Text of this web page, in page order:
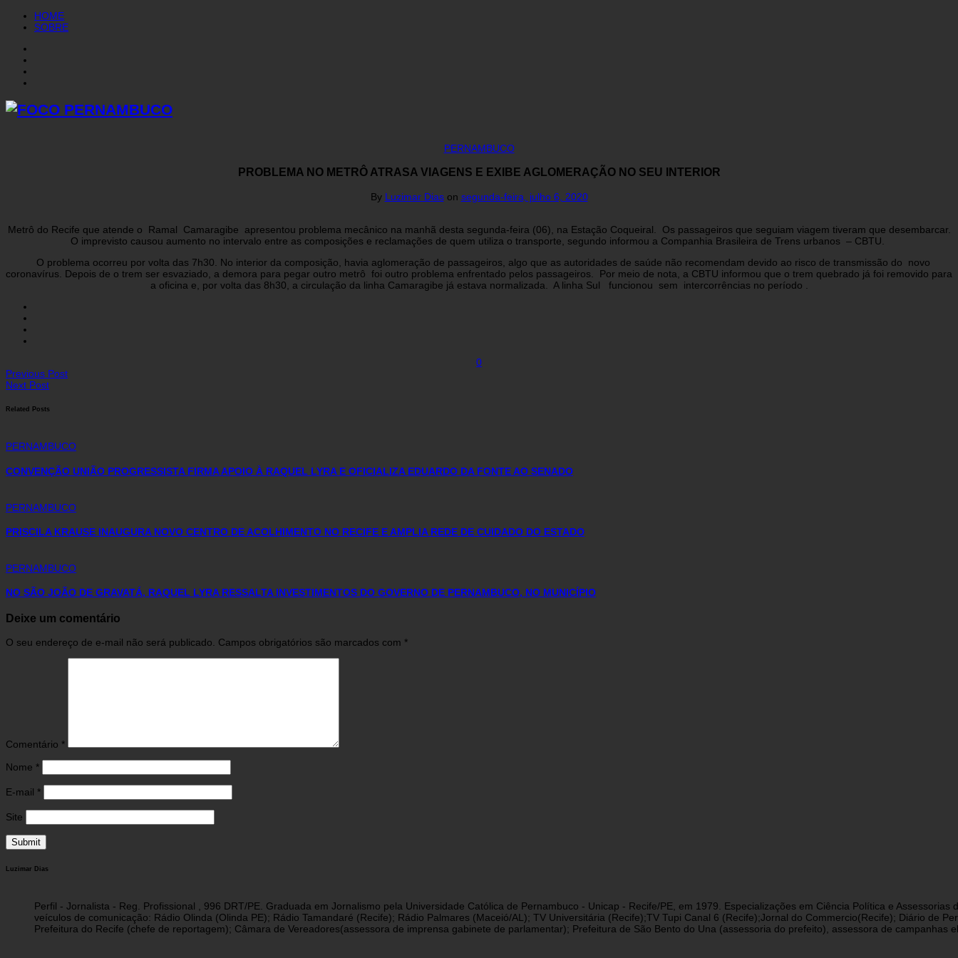
HOME
SOBRE
PERNAMBUCO
PROBLEMA NO METRÔ ATRASA VIAGENS E EXIBE AGLOMERAÇÃO NO SEU INTERIOR
By Luzimar Dias on segunda-feira, julho 6, 2020
Metrô do Recife que atende o Ramal Camaragibe apresentou problema mecânico na manhã desta segunda-feira (06), na Estação Coqueiral. Os passageiros que seguiam viagem tiveram que desembarcar.
O imprevisto causou aumento no intervalo entre as composições e reclamações de quem utiliza o transporte, segundo informou a Companhia Brasileira de Trens urbanos – CBTU.
O problema ocorreu por volta das 7h30. No interior da composição, havia aglomeração de passageiros, algo que as autoridades de saúde não recomendam devido ao risco de transmissão do novo
coronavírus. Depois de o trem ser esvaziado, a demora para pegar outro metrô foi outro problema enfrentado pelos passageiros. Por meio de nota, a CBTU informou que o trem quebrado já foi removido para
a oficina e, por volta das 8h30, a circulação da linha Camaragibe já estava normalizada. A linha Sul funcionou sem intercorrências no período .
0
Previous Post
Next Post
Related Posts
PERNAMBUCO
CONVENÇÃO UNIÃO PROGRESSISTA FIRMA APOIO À RAQUEL LYRA E OFICIALIZA EDUARDO DA FONTE AO SENADO
PERNAMBUCO
PRISCILA KRAUSE INAUGURA NOVO CENTRO DE ACOLHIMENTO NO RECIFE E AMPLIA REDE DE CUIDADO DO ESTADO
PERNAMBUCO
NO SÃO JOÃO DE GRAVATÁ, RAQUEL LYRA RESSALTA INVESTIMENTOS DO GOVERNO DE PERNAMBUCO, NO MUNICÍPIO
Deixe um comentário
O seu endereço de e-mail não será publicado. Campos obrigatórios são marcados com *
Comentário *
Nome *
E-mail *
Site
Luzimar Dias
Perfil - Jornalista - Reg. Profissional , 996 DRT/PE. Graduada em Jornalismo pela Universidade Católica de Pernambuco - Unicap - Recife/PE, em 1979. Especializações em Ciência Política e
veículos de comunicação: Rádio Olinda (Olinda PE); Rádio Tamandaré (Recife); Rádio Palmares (Maceió/AL); TV Universitária (Recife);TV Tupi Canal 6 (Recife);Jornal do Commercio(Recife); Diário de
Prefeitura do Recife (chefe de reportagem); Câmara de Vereadores(assessora de imprensa gabinete de parlamentar); Prefeitura de São Bento do Una (assessoria do prefeito), assessora de campanhas